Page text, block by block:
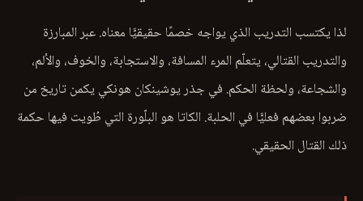
لذا يكتسب التدريب الذي يواجه خصمًا حقيقيًّا معناه. عبر المبارزة
والتدريب القتالي، يتعلّم المرء المسافة، والاستجابة، والخوف، والألم،
والشجاعة، ولحظة الحكم. في جذر يوشينكان هونكي يكمن تاريخ من
ضربوا بعضهم فعليًّا في الحلبة. الكاتا هو البلّورة التي طُويت فيها حكمة
ذلك القتال الحقيقي.